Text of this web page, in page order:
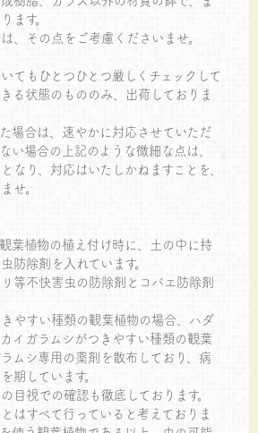
ます。
、その点をご考慮くださいませ。
てもひとつひとつ厳しくチェックして
る状態のもののみ、出荷しておりま
場合は、速やかに対応させていただ
い場合の上記のような微細な点は、
なり、対応はいたしかねますことを、
せ。
葉植物の植え付け時に、土の中に持
防除剤を入れています。
等不快害虫の防除剤とコバエ防除剤
やすい種類の観葉植物の場合、ハダ
イガラムシがつきやすい種類の観葉
ムシ専用の薬剤を散布しており、病
期しています。
目視での確認も徹底しております。
はすべて行っていると考えておりま